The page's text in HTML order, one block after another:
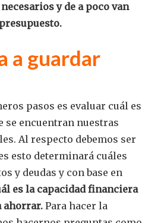
y de a poco van
a guardar
pasos es evaluar cuál es
se encuentran nuestras
Al respecto debemos ser
esto determinará cuáles
y deudas y con base en
es la capacidad financiera
ahorrar. Para hacer la